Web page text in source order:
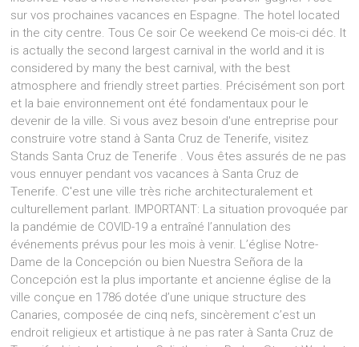
sur vos prochaines vacances en Espagne. The hotel located
in the city centre. Tous Ce soir Ce weekend Ce mois-ci déc. It
is actually the second largest carnival in the world and it is
considered by many the best carnival, with the best
atmosphere and friendly street parties. Précisément son port
et la baie environnement ont été fondamentaux pour le
devenir de la ville. Si vous avez besoin d'une entreprise pour
construire votre stand à Santa Cruz de Tenerife, visitez
Stands Santa Cruz de Tenerife . Vous êtes assurés de ne pas
vous ennuyer pendant vos vacances à Santa Cruz de
Tenerife. C'est une ville très riche architecturalement et
culturellement parlant. IMPORTANT: La situation provoquée par
la pandémie de COVID-19 a entraîné l’annulation des
événements prévus pour les mois à venir. L’église Notre-
Dame de la Concepción ou bien Nuestra Señora de la
Concepción est la plus importante et ancienne église de la
ville conçue en 1786 dotée d’une unique structure des
Canaries, composée de cinq nefs, sincèrement c’est un
endroit religieux et artistique à ne pas rater à Santa Cruz de